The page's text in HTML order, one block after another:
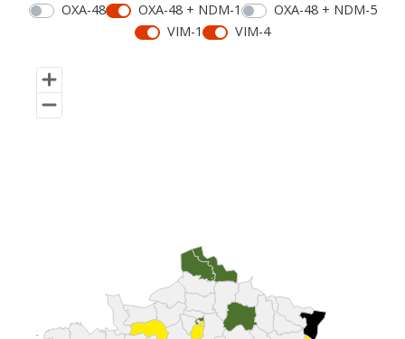
OXA-48
OXA-48 + NDM-1
OXA-48 + NDM-5
VIM-1
VIM-4